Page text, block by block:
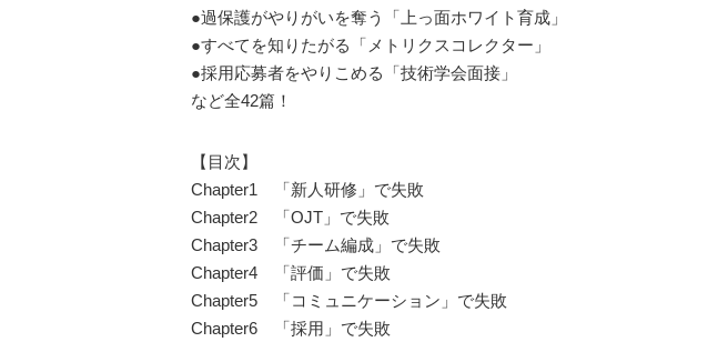
●過保護がやりがいを奪う「上っ面ホワイト育成」
●すべてを知りたがる「メトリクスコレクター」
●採用応募者をやりこめる「技術学会面接」
など全42篇！
【目次】
Chapter1 「新人研修」で失敗
Chapter2 「OJT」で失敗
Chapter3 「チーム編成」で失敗
Chapter4 「評価」で失敗
Chapter5 「コミュニケーション」で失敗
Chapter6 「採用」で失敗